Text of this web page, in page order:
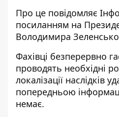
Про це повідомляє
посиланням на
Володимира
Фахівці безперервно
проводять необхідні
локалізації наслідків
попередньою
немає.